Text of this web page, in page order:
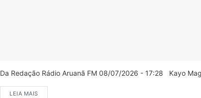
Da Redação Rádio Aruanã FM 08/07/2026 - 17:28 Kayo
LEIA MAIS